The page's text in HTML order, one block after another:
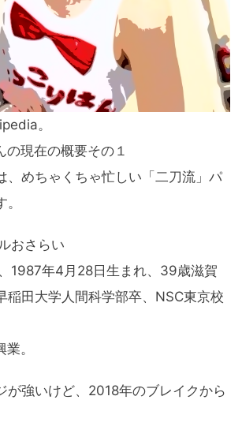
。
現在の概要その１
、めちゃくちゃ忙しい「二刀流」パ
おさらい
1987年4月28日生まれ、39歳滋賀
稲田大学人間科学部卒、NSC東京校
。
が強いけど、2018年のブレイクから